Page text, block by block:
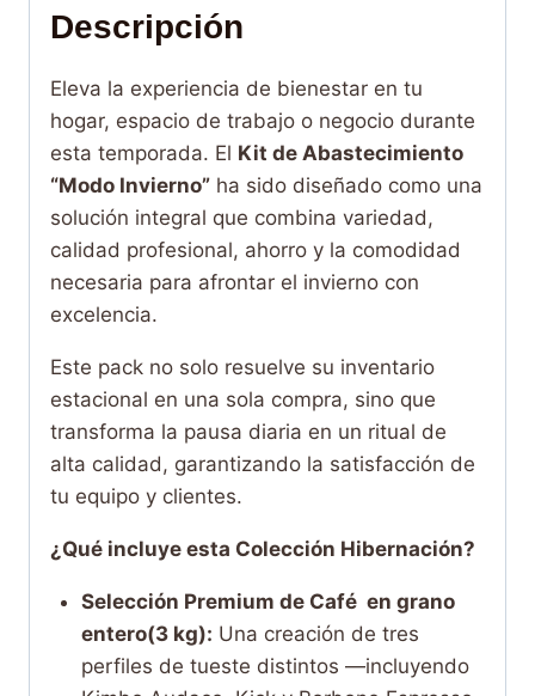
Descripción
Eleva la experiencia de bienestar en tu
hogar, espacio de trabajo o negocio durante
esta temporada. El Kit de Abastecimiento
“Modo Invierno” ha sido diseñado como una
solución integral que combina variedad,
calidad profesional, ahorro y la comodidad
necesaria para afrontar el invierno con
excelencia.
Este pack no solo resuelve su inventario
estacional en una sola compra, sino que
transforma la pausa diaria en un ritual de
alta calidad, garantizando la satisfacción de
tu equipo y clientes.
¿Qué incluye esta Colección Hibernación?
Selección Premium de Café en grano
entero(3 kg): Una creación de tres
perfiles de tueste distintos —incluyendo